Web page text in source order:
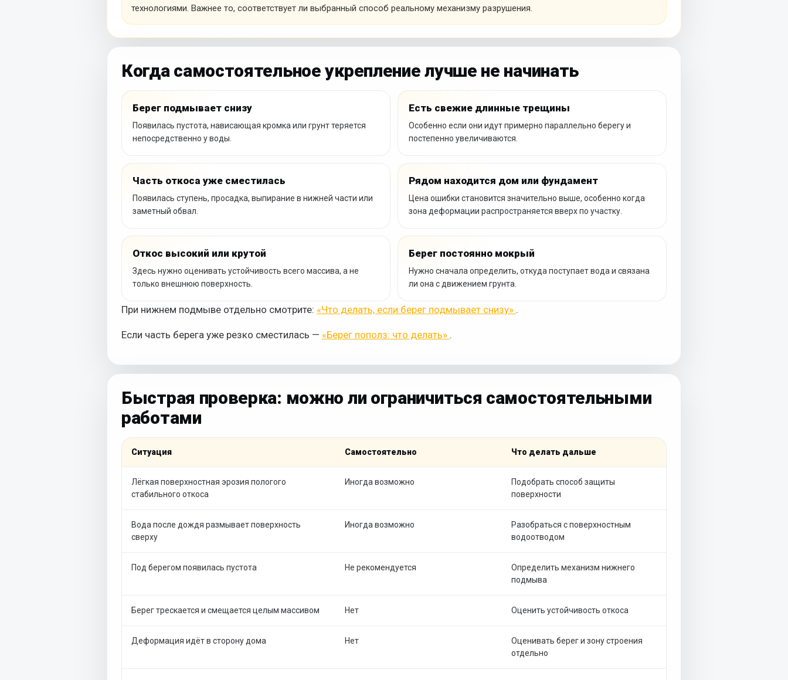
технологиями. Важнее то, соответствует ли выбранный способ реальному механизму разрушения.
Когда самостоятельное укрепление лучше не начинать
Берег подмывает снизу
Появилась пустота, нависающая кромка или грунт теряется
непосредственно у воды.
Есть свежие длинные трещины
Особенно если они идут примерно параллельно берегу и
постепенно увеличиваются.
Часть откоса уже сместилась
Появилась ступень, просадка, выпирание в нижней части или
заметный обвал.
Рядом находится дом или фундамент
Цена ошибки становится значительно выше, особенно когда
зона деформации распространяется вверх по участку.
Откос высокий или крутой
Здесь нужно оценивать устойчивость всего массива, а не
только внешнюю поверхность.
Берег постоянно мокрый
Нужно сначала определить, откуда поступает вода и связана
ли она с движением грунта.
При нижнем подмыве отдельно смотрите: «Что делать, если берег подмывает снизу» .
Если часть берега уже резко сместилась — «Берег пополз: что делать» .
Быстрая проверка: можно ли ограничиться самостоятельными
работами
Ситуация Самостоятельно Что делать дальше
Лёгкая поверхностная эрозия пологого
стабильного откоса
Иногда возможно
Подобрать способ защиты
поверхности
Вода после дождя размывает поверхность
сверху
Иногда возможно
Разобраться с поверхностным
водоотводом
Под берегом появилась пустота Не рекомендуется
Определить механизм нижнего
подмыва
Берег трескается и смещается целым массивом Нет Оценить устойчивость откоса
Деформация идёт в сторону дома Нет
Оценивать берег и зону строения
отдельно